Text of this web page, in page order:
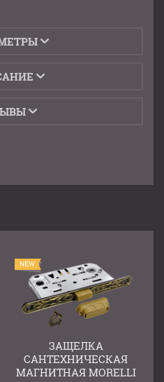
NEW
ЗАЩЕЛКА
САНТЕХНИЧЕСКАЯ
МАГНИТНАЯ MORELLI